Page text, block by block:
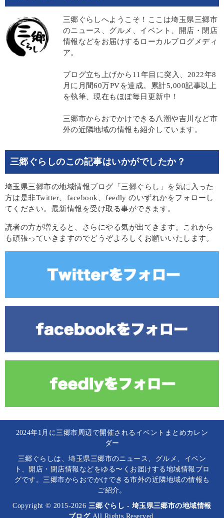
三郷ぐらしへようこそ！ここは埼玉県三郷市
のニュース、グルメ、イベント、開店・閉店
情報などをお届けするローカルブログメディ
ア。
ブログ立ち上げから11年目に突入、2022年8
月に月間60万PVを達成。累計5,000記事以上
を執筆、現在もほぼ毎日更新中！
三郷市からおでかけできる八潮や吉川など市
外の近隣地域の情報も紹介しています。
三郷ぐらしのこの記事はいかがでしたか？
埼玉県三郷市の地域情報ブログ「三郷ぐらし」を気に入った
方は是非Twitter、facebook、feedly のいずれかをフォローし
てください。最新情報を受け取る事ができます。
読者の方が増えると、さらにやる気が出てきます。これから
も頑張っていきますのでどうぞよろしくお願いいたします。
2024年1月に三郷市周辺で開催されるイベントまとめカレン
ダー
三郷ぐらしは、埼玉県三郷市のニュース、グルメ、イベン
ト、開店・閉店情報などをゆる〜くお届けする地域情報ブロ
グです。三郷市からおでかけできる市外の近隣地域の情報も
ご紹介。
Copyright © 2015-2026 三郷ぐらし - 埼玉県三郷市の地域情報
ブログAll Rights Reserved.